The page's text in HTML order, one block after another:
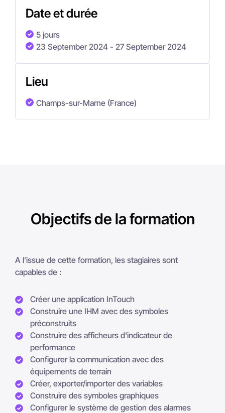
Date et durée
5 jours
23 September 2024 - 27 September 2024
Lieu
Champs-sur-Marne (France)
Objectifs de la formation
A l’issue de cette formation, les stagiaires sont
capables de :
Créer une application InTouch
Construire une IHM avec des symboles
préconstruits
Construire des afficheurs d'indicateur de
performance
Configurer la communication avec des
équipements de terrain
Créer, exporter/importer des variables
Construire des symboles graphiques
Configurer le système de gestion des alarmes